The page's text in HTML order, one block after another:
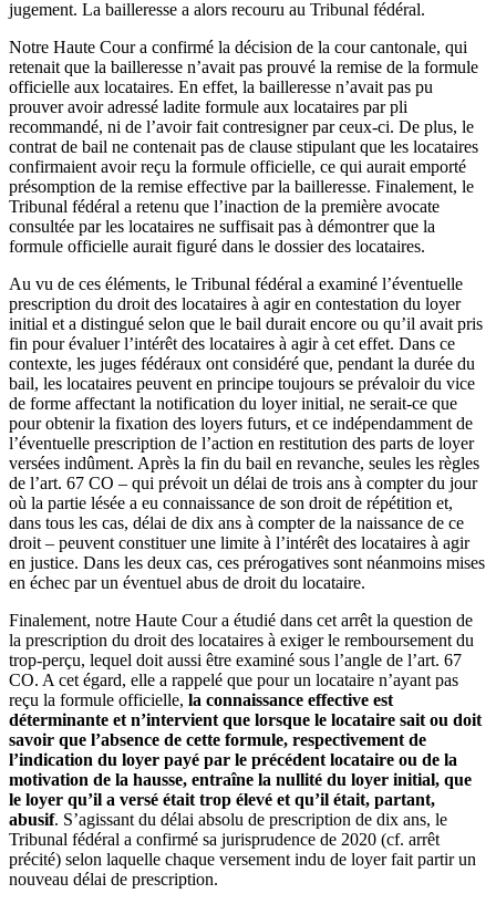
jugement. La bailleresse a alors recouru au Tribunal fédéral.
Notre Haute Cour a confirmé la décision de la cour cantonale, qui
retenait que la bailleresse n’avait pas prouvé la remise de la formule
officielle aux locataires. En effet, la bailleresse n’avait pas pu
prouver avoir adressé ladite formule aux locataires par pli
recommandé, ni de l’avoir fait contresigner par ceux-ci. De plus, le
contrat de bail ne contenait pas de clause stipulant que les locataires
confirmaient avoir reçu la formule officielle, ce qui aurait emporté
présomption de la remise effective par la bailleresse. Finalement, le
Tribunal fédéral a retenu que l’inaction de la première avocate
consultée par les locataires ne suffisait pas à démontrer que la
formule officielle aurait figuré dans le dossier des locataires.
Au vu de ces éléments, le Tribunal fédéral a examiné l’éventuelle
prescription du droit des locataires à agir en contestation du loyer
initial et a distingué selon que le bail durait encore ou qu’il avait pris
fin pour évaluer l’intérêt des locataires à agir à cet effet. Dans ce
contexte, les juges fédéraux ont considéré que, pendant la durée du
bail, les locataires peuvent en principe toujours se prévaloir du vice
de forme affectant la notification du loyer initial, ne serait-ce que
pour obtenir la fixation des loyers futurs, et ce indépendamment de
l’éventuelle prescription de l’action en restitution des parts de loyer
versées indûment. Après la fin du bail en revanche, seules les règles
de l’art. 67 CO – qui prévoit un délai de trois ans à compter du jour
où la partie lésée a eu connaissance de son droit de répétition et,
dans tous les cas, délai de dix ans à compter de la naissance de ce
droit – peuvent constituer une limite à l’intérêt des locataires à agir
en justice. Dans les deux cas, ces prérogatives sont néanmoins mises
en échec par un éventuel abus de droit du locataire.
Finalement, notre Haute Cour a étudié dans cet arrêt la question de
la prescription du droit des locataires à exiger le remboursement du
trop-perçu, lequel doit aussi être examiné sous l’angle de l’art. 67
CO. A cet égard, elle a rappelé que pour un locataire n’ayant pas
reçu la formule officielle, la connaissance effective est
déterminante et n’intervient que lorsque le locataire sait ou doit
savoir que l’absence de cette formule, respectivement de
l’indication du loyer payé par le précédent locataire ou de la
motivation de la hausse, entraîne la nullité du loyer initial, que
le loyer qu’il a versé était trop élevé et qu’il était, partant,
abusif. S’agissant du délai absolu de prescription de dix ans, le
Tribunal fédéral a confirmé sa jurisprudence de 2020 (cf. arrêt
précité) selon laquelle chaque versement indu de loyer fait partir un
nouveau délai de prescription.